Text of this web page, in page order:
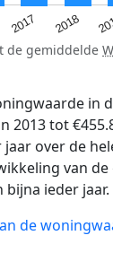
2017 2018
de gemiddelde
in
2013 tot
over de
van
ieder jaar.
de